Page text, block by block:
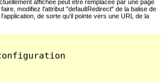
affichée peut être remplacée par une page
modifiez l'attribut "defaultRedirect" de la balise de
de sorte qu'il pointe vers une URL de la